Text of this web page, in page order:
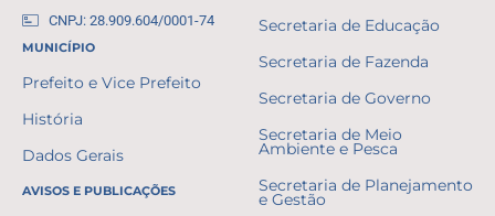
CNPJ: 28.909.604/0001-74
MUNICÍPIO
Prefeito e Vice Prefeito
História
Dados Gerais
AVISOS E PUBLICAÇÕES
Secretaria de Educação
Secretaria de Fazenda
Secretaria de Governo
Secretaria de Meio
Ambiente e Pesca
Secretaria de Planejamento
e Gestão